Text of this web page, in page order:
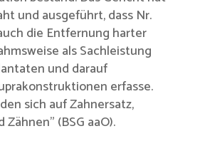
und ausgeführt, dass Nr.
die Entfernung harter
als Sachleistung
und darauf
erfasse.
sich auf Zahnersatz,
(BSG aaO).